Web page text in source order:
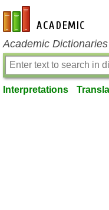
en-academic.com
Academic
Interpretations